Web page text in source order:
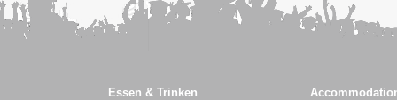
Essen & Trinken